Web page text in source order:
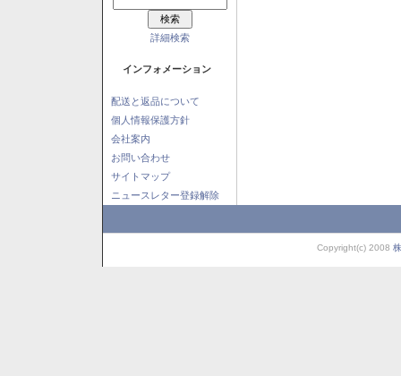
詳細検索
インフォメーション
配送と返品について
個人情報保護方針
会社案内
お問い合わせ
サイトマップ
ニュースレター登録解除
Copyright(c) 2008